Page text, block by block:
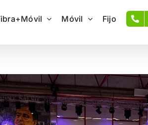
Móvil Fijo